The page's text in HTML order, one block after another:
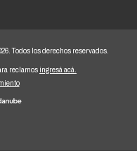
Todos los derechos reservados.
reclamos ingresá acá.